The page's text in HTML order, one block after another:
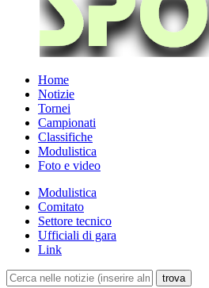
Home
Notizie
Tornei
Campionati
Classifiche
Modulistica
Foto e video
Modulistica
Comitato
Settore tecnico
Ufficiali di gara
Link